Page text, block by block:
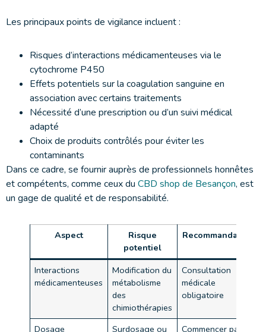
Les principaux points de vigilance incluent :
Risques d’interactions médicamenteuses via le
cytochrome P450
Effets potentiels sur la coagulation sanguine en
association avec certains traitements
Nécessité d’une prescription ou d’un suivi médical
adapté
Choix de produits contrôlés pour éviter les
contaminants
Dans ce cadre, se fournir auprès de professionnels honnêtes
et compétents, comme ceux du CBD shop de Besançon, est
un gage de qualité et de responsabilité.
Aspect
Risque
potentiel
Recommandation
Interactions
médicamenteuses
Modification du
métabolisme
des
chimiothérapies
Consultation
médicale
obligatoire
Dosage
Surdosage ou
Commencer par